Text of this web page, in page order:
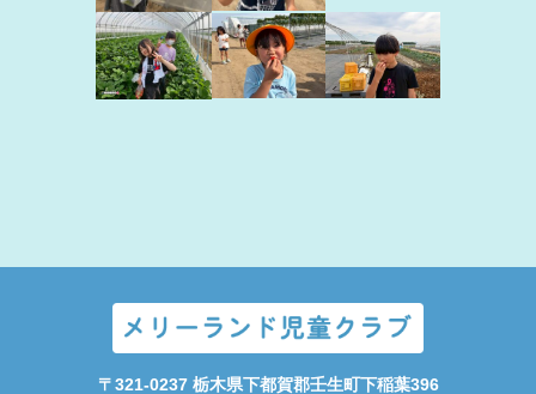
〒321-0237 栃⽊県下都賀郡壬⽣町下稲葉396